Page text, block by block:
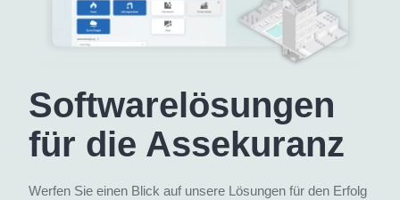
Software­lösungen
für die Assekuranz
Werfen Sie einen Blick auf unsere Lösungen für den Erfolg